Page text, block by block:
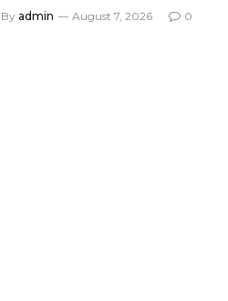
By admin August 7, 2026 0